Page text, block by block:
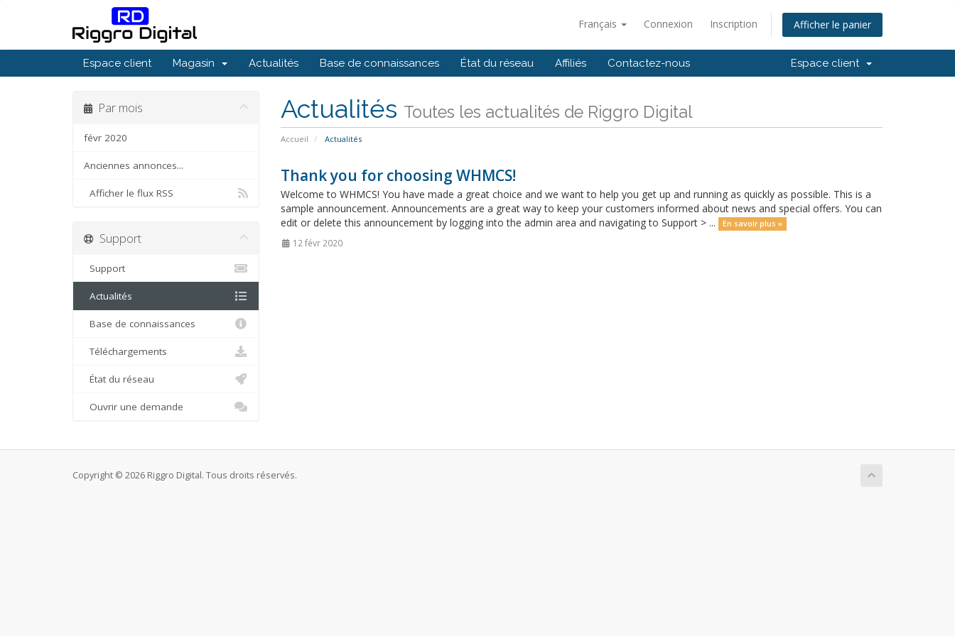
Français Connexion Inscription Afficher le panier
Espace client Magasin Actualités Base de connaissances État du réseau Affiliés Contactez-nous Espace client
Actualités Toutes les actualités de Riggro Digital
Accueil Actualités
Par mois
févr 2020
Anciennes annonces...
Afficher le flux RSS
Thank you for choosing WHMCS!
Welcome to WHMCS! You have made a great choice and we want to help you get up and running as quickly as possible. This is a
sample announcement. Announcements are a great way to keep your customers informed about news and special offers. You can
edit or delete this announcement by logging into the admin area and navigating to Support > ...
En savoir plus »
12 févr 2020
Support
Support
Actualités
Base de connaissances
Téléchargements
État du réseau
Ouvrir une demande
Copyright © 2026 Riggro Digital. Tous droits réservés.